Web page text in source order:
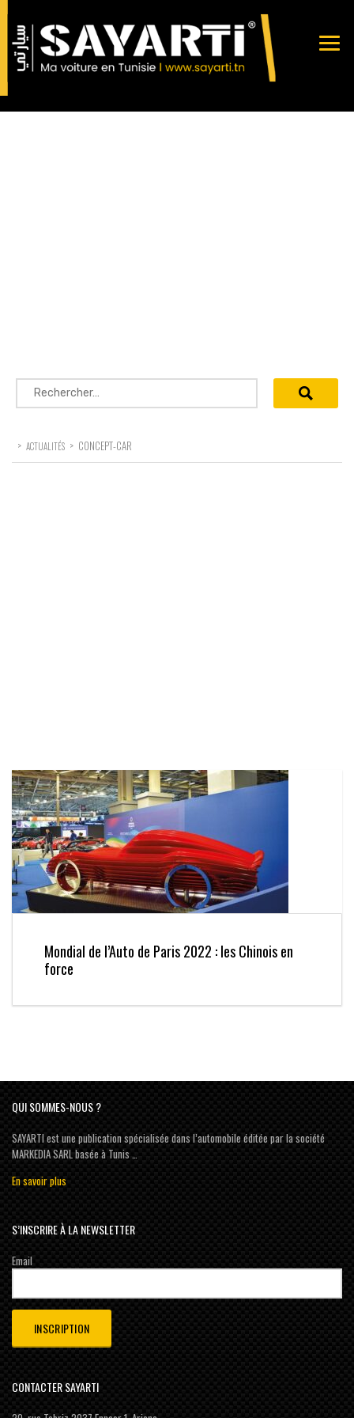
Rechercher :
> ACTUALITÉS > CONCEPT-CAR
Mondial de l’Auto de Paris 2022 : les Chinois en
force
QUI SOMMES-NOUS ?
SAYARTI est une publication spécialisée dans l’automobile éditée par la société
MARKEDIA SARL basée à Tunis …
En savoir plus
S’INSCRIRE À LA NEWSLETTER
Email
CONTACTER SAYARTI